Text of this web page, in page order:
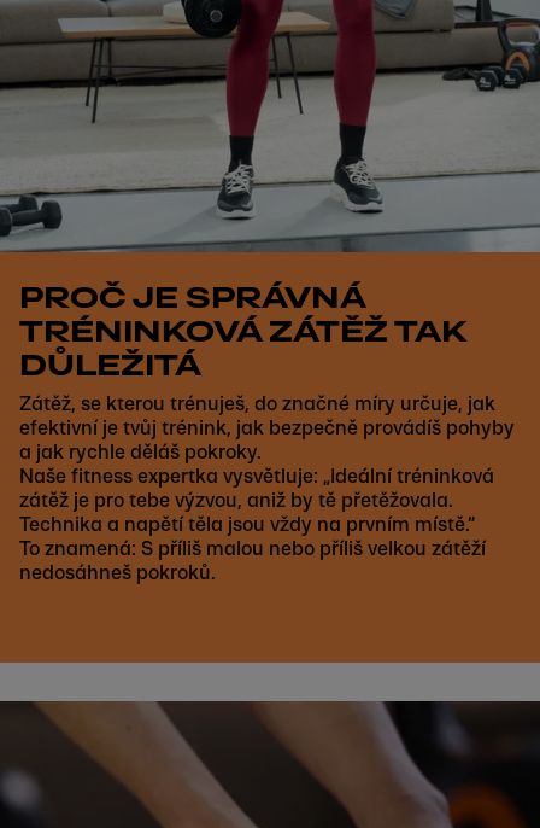
PROČ JE SPRÁVNÁ
TRÉNINKOVÁ ZÁTĚŽ TAK
DŮLEŽITÁ
Zátěž, se kterou trénuješ, do značné míry určuje, jak
efektivní je tvůj trénink, jak bezpečně provádíš pohyby
a jak rychle děláš pokroky.
Naše fitness expertka vysvětluje: „Ideální tréninková
zátěž je pro tebe výzvou, aniž by tě přetěžovala.
Technika a napětí těla jsou vždy na prvním místě.“
To znamená: S příliš malou nebo příliš velkou zátěží
nedosáhneš pokroků.